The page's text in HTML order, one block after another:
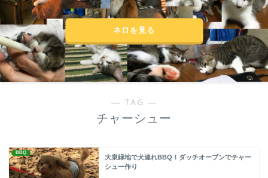
ネロを見る
― TAG ―
チャーシュー
BBQ
大泉緑地で犬連れBBQ！ダッチオーブンでチャー
シュー作り